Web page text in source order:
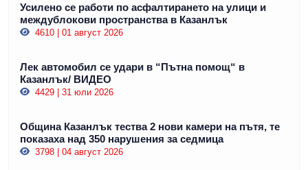
Усилено се работи по асфалтирането на улици и
междублокови пространства в Казанлък
4610 | 01 август 2026
Лек автомобил се удари в “Пътна помощ“ в
Казанлък/ ВИДЕО
4429 | 31 юли 2026
Община Казанлък тества 2 нови камери на пътя, те
показаха над 350 нарушения за седмица
3798 | 04 август 2026